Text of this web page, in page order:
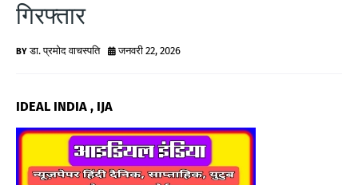
W
गिरफ्तार
डा. प्रमोद वाचस्पति जनवरी 22, 2026
IDEAL INDIA , IJA